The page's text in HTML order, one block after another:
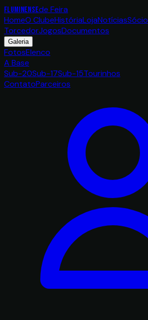
FLUMINENSEde Feira
HomeO ClubeHistóriaLojaNotíciasSócio
TorcedorJogosDocumentos
Galeria
FotosElenco
A Base
Sub-20Sub-17Sub-15Tourinhos
ContatoParceiros